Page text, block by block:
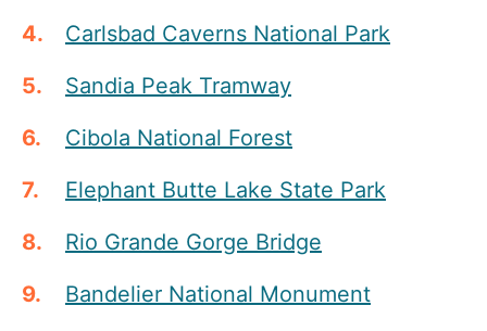
Carlsbad Caverns National Park
Sandia Peak Tramway
Cibola National Forest
Elephant Butte Lake State Park
Rio Grande Gorge Bridge
Bandelier National Monument